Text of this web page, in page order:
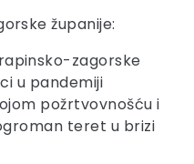
županije:
zagorske
u pandemiji
požrtvovnošću i
teret u brizi